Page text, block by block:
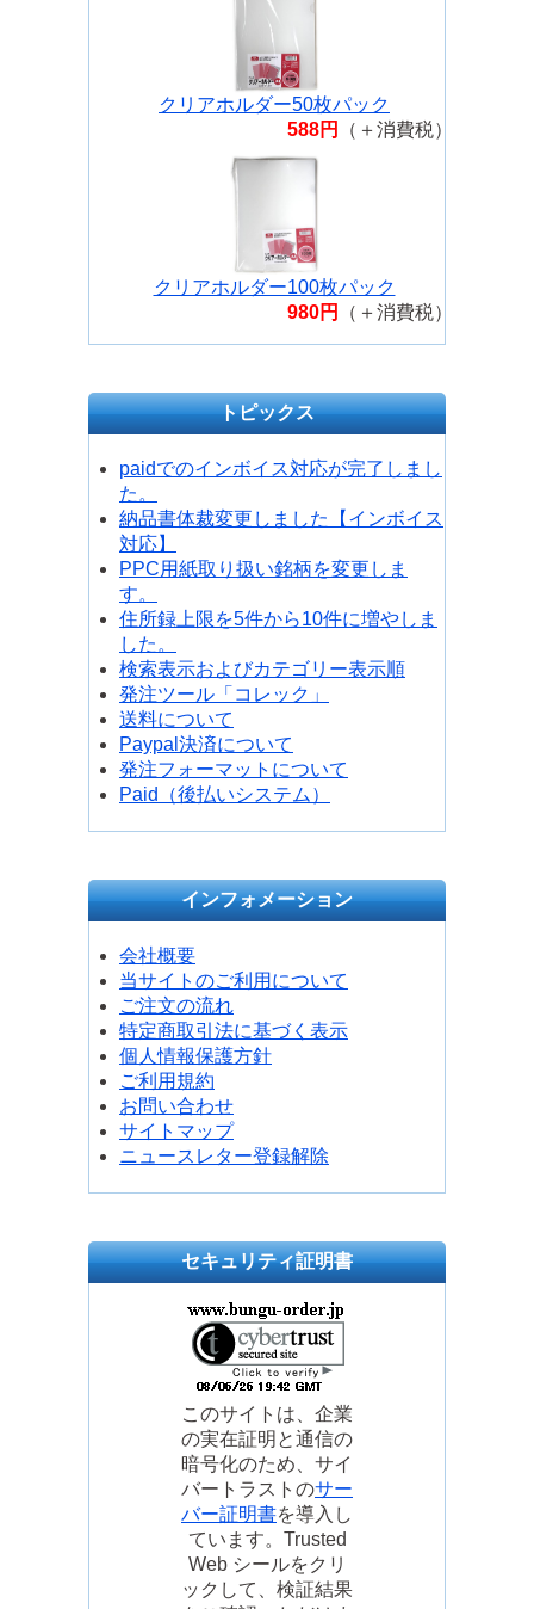
500CM-B ピンク
プラス ローラーケシポン IS-
500CM-B ホワイト
クリアホルダー50枚パック
588円
（＋消費税）
クリアホルダー100枚パック
980円
（＋消費税）
トピックス
paidでのインボイス対応が完了しまし
た。
納品書体裁変更しました【インボイス
対応】
PPC用紙取り扱い銘柄を変更しま
す。
住所録上限を5件から10件に増やしま
した。
検索表示およびカテゴリー表示順
発注ツール「コレック」
送料について
Paypal決済について
発注フォーマットについて
Paid（後払いシステム）
インフォメーション
会社概要
当サイトのご利用について
ご注文の流れ
特定商取引法に基づく表示
個人情報保護方針
ご利用規約
お問い合わせ
サイトマップ
ニュースレター登録解除
セキュリティ証明書
このサイトは、企業
の実在証明と通信の
暗号化のため、サイ
バートラストのサー
バー証明書を導入し
ています。Trusted
Web シールをクリ
ックして、検証結果